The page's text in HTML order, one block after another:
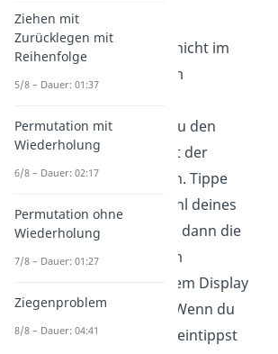
Natürlich musst du
denBinomialkoeffizient
nicht im
Kopf berechnen. Bei einem
Taschenrechner,kannst du den
Binomialkoeffizienten
mit der
Funktion„nCr“
bestimmen. Tippe
dazu einfach die obere Zahl deines
Koeffizienten ein, benutze dann die
Funktion „nCr“ auf deinem
. Auf deinem Display
sollte ein „C“ erscheinen. Wenn du
jetzt noch die untere Zahl eintippst
Ziehen mit
Zurücklegen mit
Reihenfolge
5/8 – Dauer: 01:37
Permutation mit
Wiederholung
6/8 – Dauer: 02:17
Permutation ohne
Wiederholung
7/8 – Dauer: 01:27
Ziegenproblem
8/8 – Dauer: 04:41